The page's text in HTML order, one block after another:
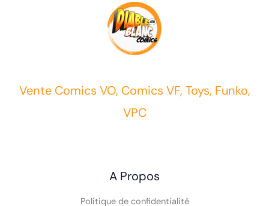
Vente Comics VO, Comics VF, Toys, Funko,
VPC
A Propos
Politique de confidentialité